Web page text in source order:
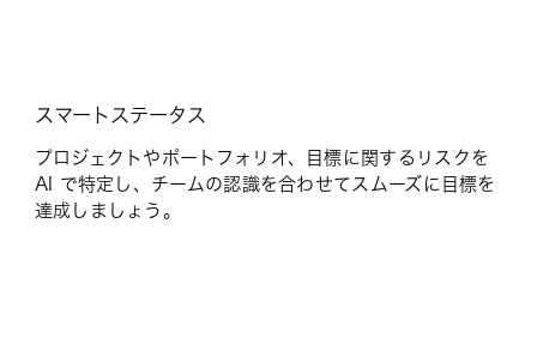
スマートステータス
プロジェクトやポートフォリオ、目標に関するリスクを
AI で特定し、チームの認識を合わせてスムーズに目標を
達成しましょう。